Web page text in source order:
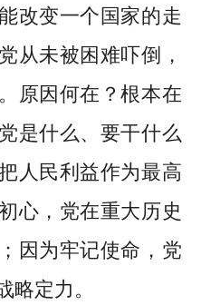
改变一个国家的走
从未被困难吓倒，
原因何在？根本在
是什么、要干什么
人民利益作为最高
心，党在重大历史
因为牢记使命，党
略定力。